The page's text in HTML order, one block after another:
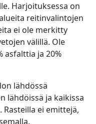
Harjoituksessa on
reitinvalintojen
ei ole merkitty
välillä. Ole
asfalttia ja 20%
lähdössä
lähdöissä ja kaikissa
ei emittejä,